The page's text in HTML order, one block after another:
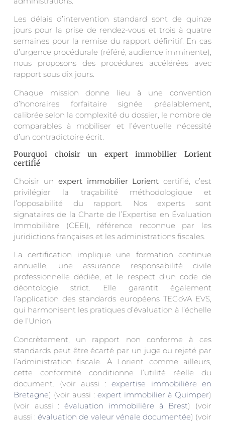
Les délais d’intervention standard sont de quinze
jours pour la prise de rendez-vous et trois à quatre
semaines pour la remise du rapport définitif. En cas
d’urgence procédurale (référé, audience imminente),
nous proposons des procédures accélérées avec
rapport sous dix jours.
Chaque mission donne lieu à une convention
d’honoraires forfaitaire signée préalablement,
calibrée selon la complexité du dossier, le nombre de
comparables à mobiliser et l’éventuelle nécessité
d’un contradictoire écrit.
Pourquoi choisir un expert immobilier Lorient
certifié
Choisir un expert immobilier Lorient certifié, c’est
privilégier la traçabilité méthodologique et
l’opposabilité du rapport. Nos experts sont
signataires de la Charte de l’Expertise en Évaluation
Immobilière (CEEI), référence reconnue par les
juridictions françaises et les administrations fiscales.
La certification implique une formation continue
annuelle, une assurance responsabilité civile
professionnelle dédiée, et le respect d’un code de
déontologie strict. Elle garantit également
l’application des standards européens TEGoVA EVS,
qui harmonisent les pratiques d’évaluation à l’échelle
de l’Union.
Concrètement, un rapport non conforme à ces
standards peut être écarté par un juge ou rejeté par
l’administration fiscale. À Lorient comme ailleurs,
cette conformité conditionne l’utilité réelle du
document. (voir aussi : expertise immobilière en
Bretagne) (voir aussi : expert immobilier à Quimper)
(voir aussi :évaluation immobilière à Brest) (voir
aussi :évaluation de valeur vénale documentée) (voir